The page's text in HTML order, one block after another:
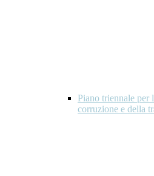
Piano triennale per
corruzione e della